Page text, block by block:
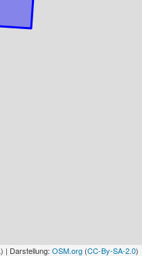
) | Darstellung: OSM.org (CC-By-SA-2.0)